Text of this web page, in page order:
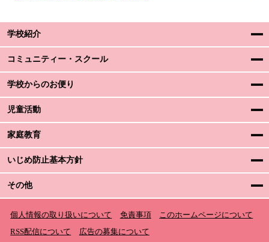
学校紹介
コミュニティー・スクール
学校からのお便り
児童活動
家庭教育
いじめ防止基本方針
その他
個人情報の取り扱いについて 免責事項
このホームページについて
RSS配信について
広告の募集について